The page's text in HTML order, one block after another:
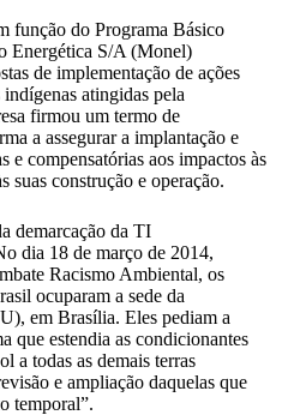
função do Programa Básico
Energética S/A (Monel)
de implementação de ações
atingidas pela
firmou um termo de
a assegurar a implantação e
e compensatórias aos impactos às
suas construção e operação.
demarcação da TI
dia 18 de março de 2014,
Racismo Ambiental, os
ocuparam a sede da
em Brasília. Eles pediam a
que estendia as condicionantes
a todas as demais terras
e ampliação daquelas que
temporal”.